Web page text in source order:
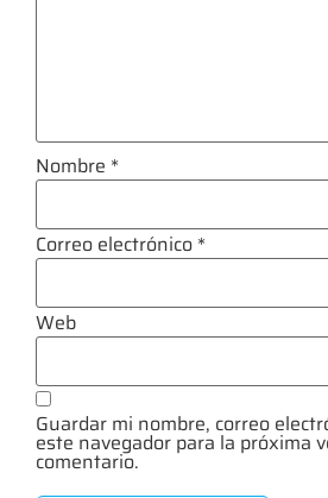
Nombre *
Correo electrónico *
Web
Guardar mi nombre, correo
este navegador para la próxima
comentario.